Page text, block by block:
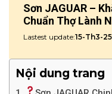
Sơn JAGUAR –
Chuẩn Thợ Lành
Lastest update:15-Th3-25
Nội dung trang